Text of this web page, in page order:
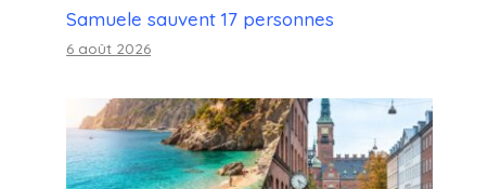
Samuele sauvent 17 personnes
6 août 2026